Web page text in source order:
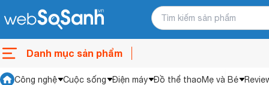
Danh mục sản phẩm
Công nghệ Cuộc sống Điện máy Đồ thể thaoMẹ và Bé